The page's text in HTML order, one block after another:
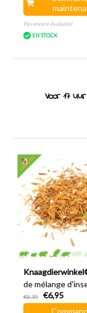
Pas encore évalué(e)
EN STOCK
Voor 17
de mélange
155 grammes
€8,95
€6,95